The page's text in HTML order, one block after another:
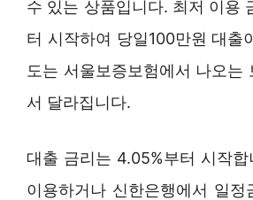
수 있는 상품입니다. 최저 이용
터 시작하여 당일100만원 대출
도는 서울보증보험에서 나오는
서 달라집니다.
대출 금리는 4.05%부터 시작
이용하거나 신한은행에서 일정